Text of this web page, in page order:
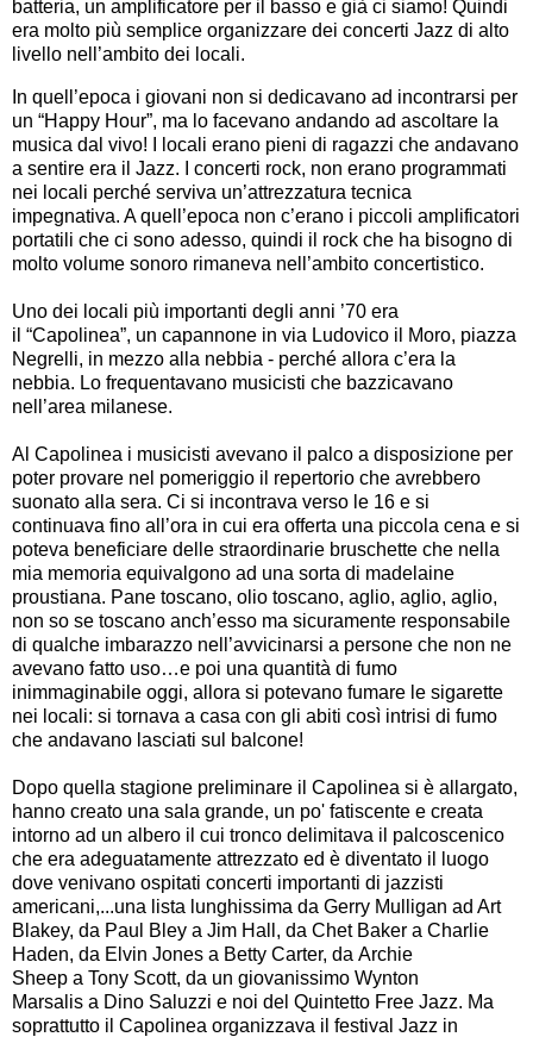
batteria, un amplificatore per il basso e già ci siamo! Quindi
era molto più semplice organizzare dei concerti Jazz di alto
livello nell’ambito dei locali.
In quell’epoca i giovani non si dedicavano ad incontrarsi per
un “Happy Hour”, ma lo facevano andando ad ascoltare la
musica dal vivo! I locali erano pieni di ragazzi che andavano
a sentire era il Jazz. I concerti rock, non erano programmati
nei locali perché serviva un’attrezzatura tecnica
impegnativa. A quell’epoca non c’erano i piccoli amplificatori
portatili che ci sono adesso, quindi il rock che ha bisogno di
molto volume sonoro rimaneva nell’ambito concertistico.
Uno dei locali più importanti degli anni ’70 era
il “Capolinea”, un capannone in via Ludovico il Moro, piazza
Negrelli, in mezzo alla nebbia - perché allora c’era la
nebbia. Lo frequentavano musicisti che bazzicavano
nell’area milanese.
Al Capolinea i musicisti avevano il palco a disposizione per
poter provare nel pomeriggio il repertorio che avrebbero
suonato alla sera. Ci si incontrava verso le 16 e si
continuava fino all’ora in cui era offerta una piccola cena e si
poteva beneficiare delle straordinarie bruschette che nella
mia memoria equivalgono ad una sorta di madelaine
proustiana. Pane toscano, olio toscano, aglio, aglio, aglio,
non so se toscano anch’esso ma sicuramente responsabile
di qualche imbarazzo nell’avvicinarsi a persone che non ne
avevano fatto uso…e poi una quantità di fumo
inimmaginabile oggi, allora si potevano fumare le sigarette
nei locali: si tornava a casa con gli abiti così intrisi di fumo
che andavano lasciati sul balcone!
Dopo quella stagione preliminare il Capolinea si è allargato,
hanno creato una sala grande, un po' fatiscente e creata
intorno ad un albero il cui tronco delimitava il palcoscenico
che era adeguatamente attrezzato ed è diventato il luogo
dove venivano ospitati concerti importanti di jazzisti
americani,...una lista lunghissima da Gerry Mulligan ad Art
Blakey, da Paul Bley a Jim Hall, da Chet Baker a Charlie
Haden, da Elvin Jones a Betty Carter, da Archie
Sheep a Tony Scott, da un giovanissimo Wynton
Marsalis a Dino Saluzzi e noi del Quintetto Free Jazz. Ma
soprattutto il Capolinea organizzava il festival Jazz in